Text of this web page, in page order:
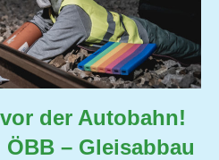
der Autobahn!
– Gleisabbau